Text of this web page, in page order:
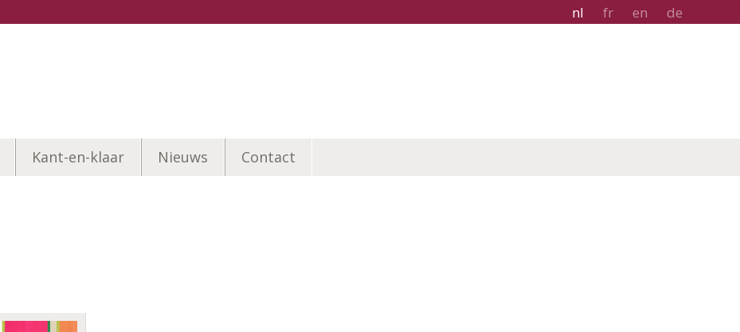
nl fr en de
Kant-en-klaar Nieuws Contact